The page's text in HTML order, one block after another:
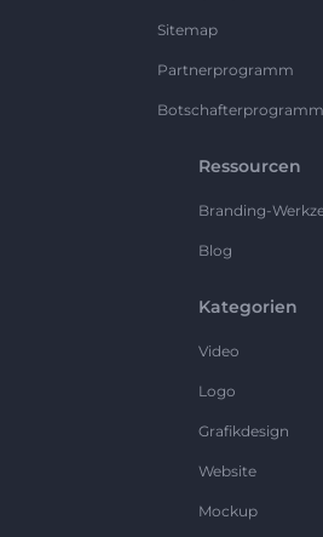
Sitemap
Partnerprogramm
Botschafterprogramm
Ressourcen
Branding-
Blog
Kategorien
Video
Logo
Grafikdesign
Website
Mockup